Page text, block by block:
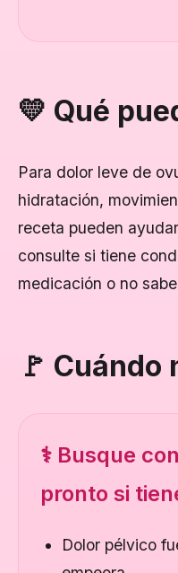
💛 Qué
Para dolor leve de
hidratación,
receta pueden
consulte si tiene
medicación o no
🚩
⚕️ Busque
pronto si
Dolor pélvico